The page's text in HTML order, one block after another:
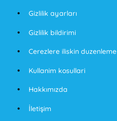
Gizlilik ayarları
Gizlilik bildirimi
Cerezlere iliskin duzenleme
Kullanim kosullari
Hakkımızda
İletişim